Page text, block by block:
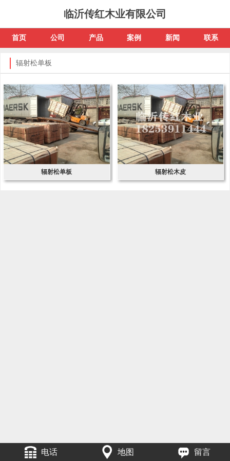
临沂传红木业有限公司
首页 公司 产品 案例 新闻 联系
辐射松单板
辐射松单板 辐射松木皮
电话 地图 留言